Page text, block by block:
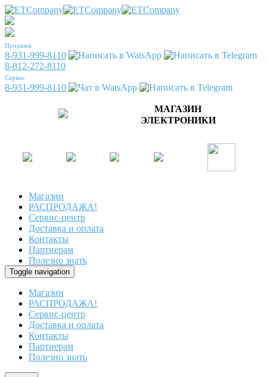
Продажи
8-931-999-8110
8-812-272-8110
Сервис
8-931-999-8110
МАГАЗИН
ЭЛЕКТРОНИКИ
Магазин
РАСПРОДАЖА!
Сервис-центр
Доставка и оплата
Контакты
Партнерам
Полезно знать
Toggle navigation
Магазин
РАСПРОДАЖА!
Сервис-центр
Доставка и оплата
Контакты
Партнерам
Полезно знать